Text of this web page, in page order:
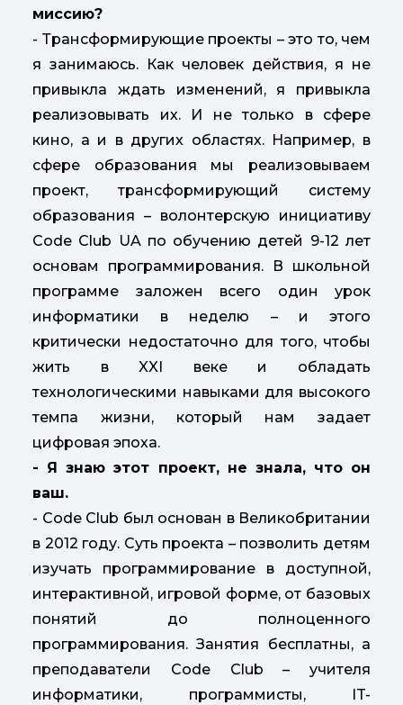
миссию?
- Трансформирующие проекты – это то, чем
я занимаюсь. Как человек действия, я не
привыкла ждать изменений, я привыкла
реализовывать их. И не только в сфере
кино, а и в других областях. Например, в
сфере образования мы реализовываем
проект, трансформирующий систему
образования – волонтерскую инициативу
Code Club UA по обучению детей 9-12 лет
основам программирования. В школьной
программе заложен всего один урок
информатики в неделю – и этого
критически недостаточно для того, чтобы
жить в XXI веке и обладать
технологическими навыками для высокого
темпа жизни, который нам задает
цифровая эпоха.
- Я знаю этот проект, не знала, что он
ваш.
- Code Club был основан в Великобритании
в 2012 году. Суть проекта – позволить детям
изучать программирование в доступной,
интерактивной, игровой форме, от базовых
понятий до полноценного
программирования. Занятия бесплатны, а
преподаватели Code Club – учителя
информатики, программисты, IT-